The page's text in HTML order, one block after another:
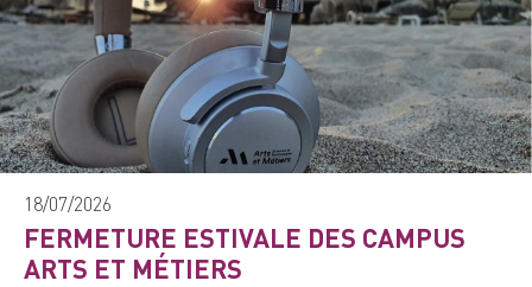
18/07/2026
FERMETURE ESTIVALE DES CAMPUS
ARTS ET MÉTIERS